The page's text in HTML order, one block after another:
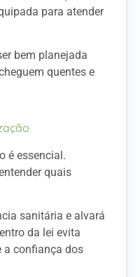
para atender
bem planejada
quentes e
é essencial.
quais
sanitária e alvará
da lei evita
a confiança dos